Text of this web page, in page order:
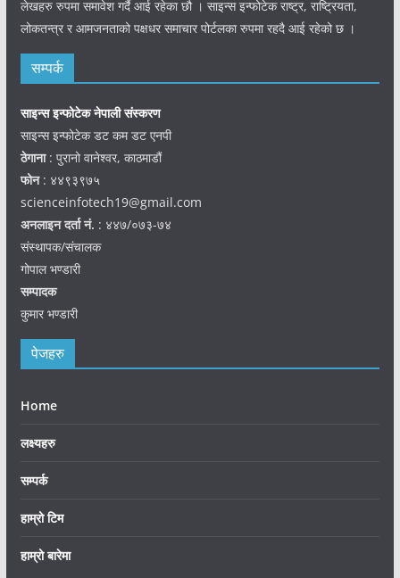
लेखहरु रुपमा समावेश गर्दै आई रहेका छौ । साइन्स इन्फोटेक राष्ट्र, राष्ट्रियता,
लोकतन्त्र र आमजनताको पक्षधर समाचार पोर्टलका रुपमा रहदै आई रहेको छ ।
सम्पर्क
साइन्स इन्फोटेक नेपाली संस्करण
साइन्स इन्फोटेक डट कम डट एनपी
ठेगाना: पुरानो वानेश्वर, काठमाडौं
फोन: ४४९३९७५
scienceinfotech19@gmail.com
अनलाइन दर्ता नं. : ४४७/०७३-७४
संस्थापक/संचालक
गोपाल भण्डारी
सम्पादक
कुमार भण्डारी
पेजहरु
Home
लक्ष्यहरु
सम्पर्क
हाम्रो टिम
हाम्रो बारेमा